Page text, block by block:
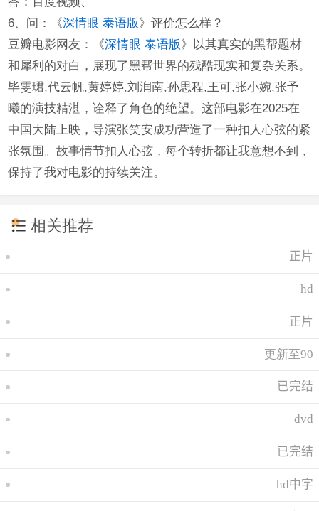
6、问：《深情眼 泰语版》评价怎么样？
豆瓣电影网友：《深情眼 泰语版》以其真实的黑帮题材
和犀利的对白，展现了黑帮世界的残酷现实和复杂关系。
毕雯珺,代云帆,黄婷婷,刘润南,孙思程,王可,张小婉,张予
曦的演技精湛，诠释了角色的绝望。这部电影在2025在
中国大陆上映，导演张笑安成功营造了一种扣人心弦的紧
张氛围。故事情节扣人心弦，每个转折都让我意想不到，
保持了我对电影的持续关注。
相关推荐
正片
hd
正片
更新至90
已完结
dvd
已完结
hd中字